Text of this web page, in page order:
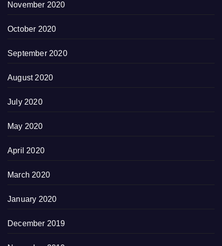
November 2020
October 2020
September 2020
August 2020
July 2020
May 2020
April 2020
March 2020
January 2020
December 2019